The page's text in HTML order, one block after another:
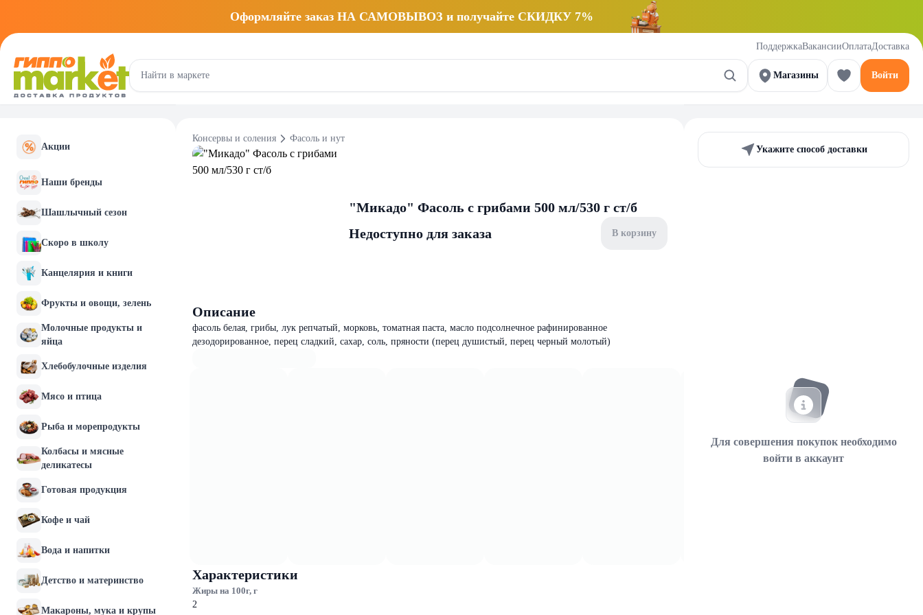
Оформляйте заказ НА САМОВЫВОЗ и получайте СКИДКУ 7%
ПоддержкаВакансииОплатаДоставка
Магазины Войти
Акции
Наши бренды
Шашлычный сезон
Скоро в школу
Канцелярия и книги
Фрукты и овощи, зелень
Молочные продукты и
яйца
Хлебобулочные изделия
Мясо и птица
Рыба и морепродукты
Колбасы и мясные
деликатесы
Готовая продукция
Кофе и чай
Вода и напитки
Детство и материнство
Макароны, мука и крупы
Консервы и соления Фасоль и нут
"Микадо" Фасоль с грибами 500 мл/530 г ст/б
Недоступно для заказа
В корзину
Описание
фасоль белая, грибы, лук репчатый, морковь, томатная паста, масло подсолнечное рафинированное
дезодорированное, перец сладкий, сахар, соль, пряности (перец душистый, перец черный молотый)
Характеристики
Жиры на 100г, г
2
Укажите способ доставки
Для совершения покупок необходимо
войти в аккаунт